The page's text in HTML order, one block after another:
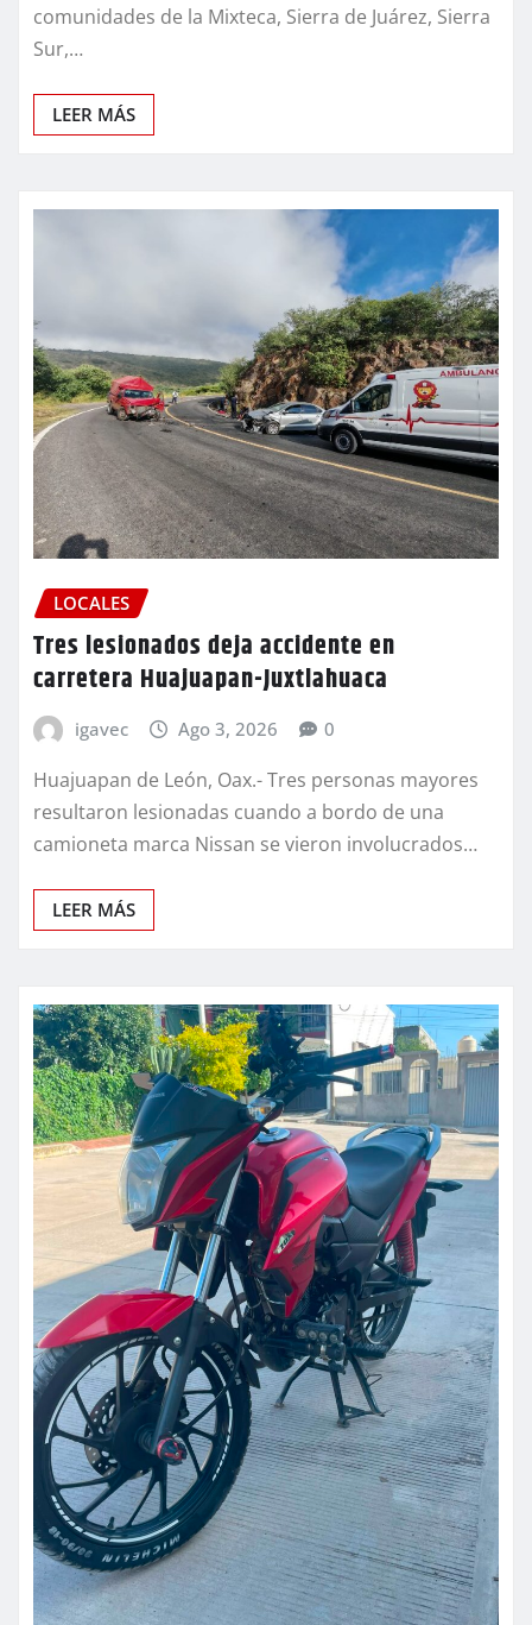
comunidades de la Mixteca, Sierra de Juárez, Sierra
Sur,…
LEER MÁS
LOCALES
Tres lesionados deja accidente en
carretera Huajuapan-Juxtlahuaca
igavec Ago 3, 2026 0
Huajuapan de León, Oax.- Tres personas mayores
resultaron lesionadas cuando a bordo de una
camioneta marca Nissan se vieron involucrados…
LEER MÁS